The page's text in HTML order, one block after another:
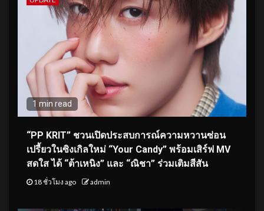
1 min read
“PP KRIT” ชวนเปิดประสบการณ์ความหวานซ่อน
เปรี้ยวในซิงเกิลใหม่ “Your Candy” พร้อมเสิร์ฟ MV
สดใส ได้ “ต้าเหนิง” และ “ณิชา” ร่วมเติมสีสัน
18 ชั่วโมง ago admin